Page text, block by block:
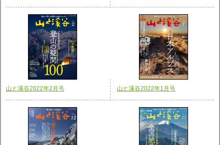
山と溪谷2022年2月号 山と溪谷2022年1月号